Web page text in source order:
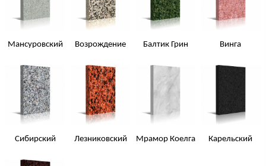
Мансуровский Возрождение Балтик Грин Винга
Сибирский Лезниковский Мрамор Коелга Карельский